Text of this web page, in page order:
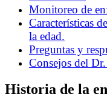
Monitoreo de
Características
la edad.
Preguntas y
Consejos del
Historia de la